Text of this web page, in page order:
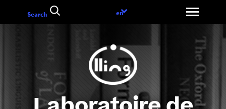
au
Search
Language
en